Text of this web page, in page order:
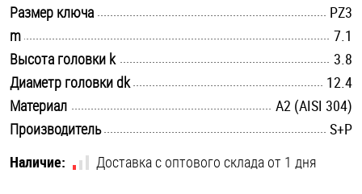
Шайбы
Шпильки
Шплинты
Штифты и пальцы
Размер ключа
PZ3
m
7.1
Высота головки k
3.8
Диаметр головки dk
12.4
Материал
А2 (AISI 304)
Производитель
S+P
Наличие:
Доставка с оптового склада от 1 дня